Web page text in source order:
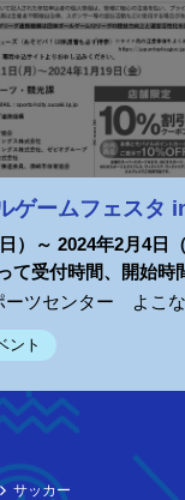
ゲームフェスタ
）～ 2024年2月4日（
て受付時間、開始時
ーツセンター よこ
ント
サッカー